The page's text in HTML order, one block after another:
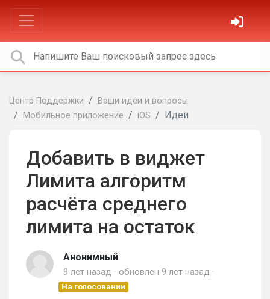
Центр Поддержки
Ваши идеи и вопросы
Мобильное приложение
iOS Идеи
Добавить в виджет
Лимита алгоритм
расчёта среднего
лимита на остаток
Анонимный
9 лет назад обновлен 9 лет назад
На голосовании